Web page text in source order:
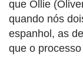
que Ollie
quando nós
espanhol, as
que o